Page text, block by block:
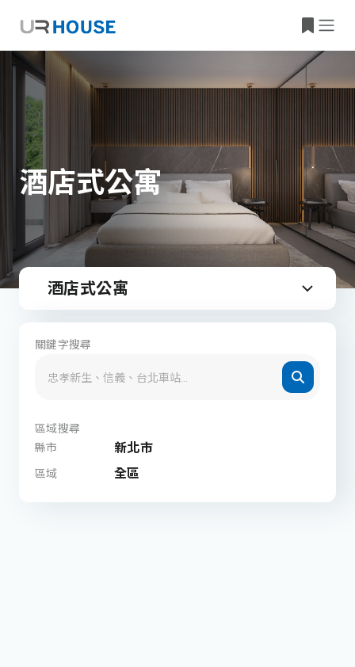
酒店式公寓
酒店式公寓
關鍵字搜尋
區域搜尋
縣市
新北市
區域 全區